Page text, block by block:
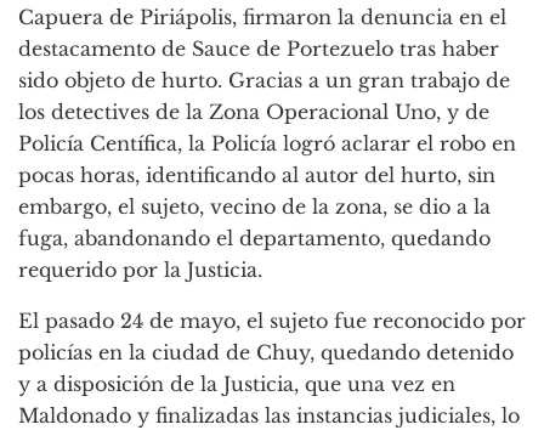
Capuera de Piriápolis, firmaron la denuncia en el
destacamento de Sauce de Portezuelo tras haber
sido objeto de hurto. Gracias a un gran trabajo de
los detectives de la Zona Operacional Uno, y de
Policía Centífica, la Policía logró aclarar el robo en
pocas horas, identificando al autor del hurto, sin
embargo, el sujeto, vecino de la zona, se dio a la
fuga, abandonando el departamento, quedando
requerido por la Justicia.
El pasado 24 de mayo, el sujeto fue reconocido por
policías en la ciudad de Chuy, quedando detenido
y a disposición de la Justicia, que una vez en
Maldonado y finalizadas las instancias judiciales, lo